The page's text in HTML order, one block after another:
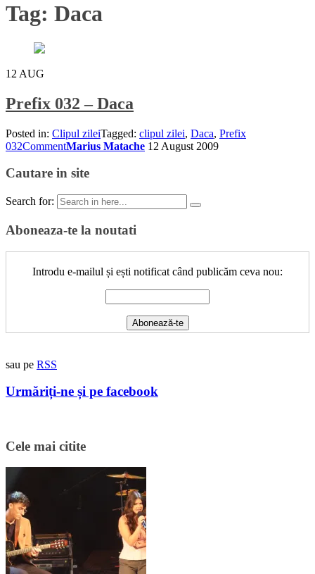
Tag: Daca
12 AUG
Prefix 032 – Daca
Posted in: Clipul zileiTagged: clipul zilei, Daca, Prefix
032CommentMarius Matache 12 August 2009
Cautare in site
Search for:
Aboneaza-te la noutati
Introdu e-mailul și ești notificat când publicăm ceva nou:
sau pe RSS
Urmăriți-ne și pe facebook
Cele mai citite